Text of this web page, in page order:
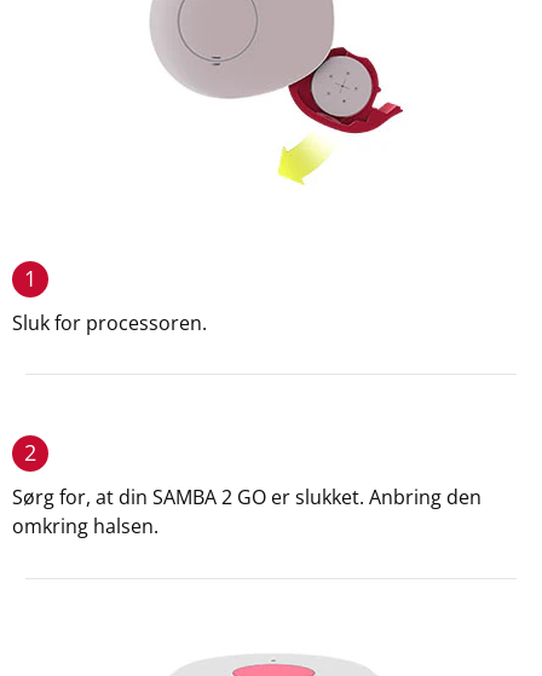
1
Sluk for processoren.
2
Sørg for, at din SAMBA 2 GO er slukket. Anbring den
omkring halsen.